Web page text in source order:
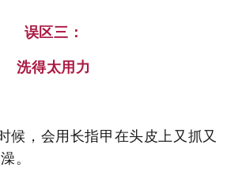
误区三：
洗得太用力
候，会用长指甲在头皮上又抓又
。